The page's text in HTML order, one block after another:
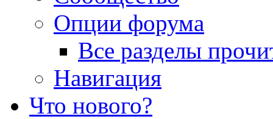
Опции форума
Все разделы
Навигация
Что нового?